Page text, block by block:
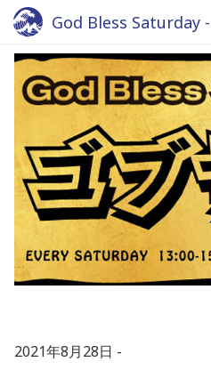
God Bless Saturday
2021年8月28日